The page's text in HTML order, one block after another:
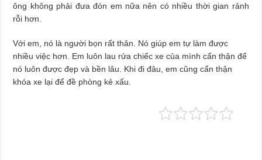
ông không phải đưa đón em nữa nên có nhiều thời gian rảnh
rỗi hơn.
Với em, nó là người bọn rất thân. Nó giúp em tự làm được
nhiều việc hơn. Em luôn lau rửa chiếc xe của mình cẩn thận để
nó luôn được đẹp và bền lâu. Khi đi đâu, em cũng cẩn thận
khóa xe lại để đề phòng kẻ xấu.